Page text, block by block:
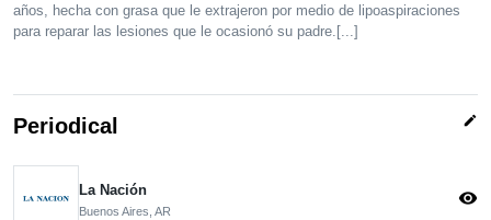
años, hecha con grasa que le extrajeron por medio de lipoaspiraciones
para reparar las lesiones que le ocasionó su padre.[...]
Periodical edit
La Nación
Buenos Aires, AR
visibility